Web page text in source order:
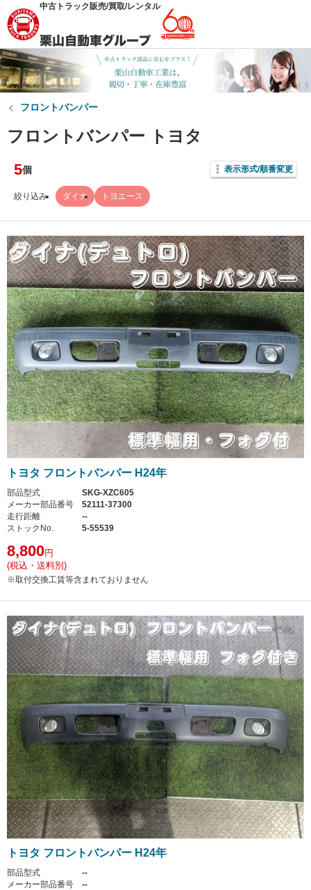
中古トラック販売/買取/レンタル
フロントバンパー
フロントバンパー トヨタ
5個 表示形式/順番変更
絞り込み ダイナ トヨエース
トヨタ フロントバンパー H24年
部品型式
SKG-XZC605
メーカー部品番号
52111-37300
走行距離
--
ストックNo.
5-55539
8,800円
(税込・送料別)
※取付交換工賃等含まれておりません
トヨタ フロントバンパー H24年
部品型式
--
メーカー部品番号
--